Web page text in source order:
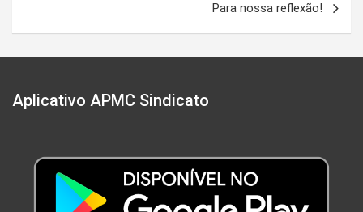
Para nossa reflexão!
Aplicativo APMC Sindicato